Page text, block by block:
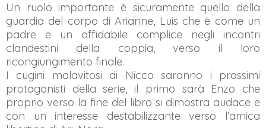
Un ruolo importante è sicuramente quello della
guardia del corpo di Arianne, Luis che è come un
padre e un affidabile complice negli incontri
clandestini della coppia, verso il loro
ricongiungimento finale.
I cugini malavitosi di Nicco saranno i prossimi
protagonisti della serie, il primo sarà Enzo che
proprio verso la fine del libro si dimostra audace e
con un interesse destabilizzante verso l’amica